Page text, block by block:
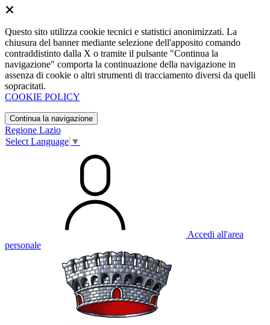
Questo sito utilizza cookie tecnici e statistici anonimizzati. La
chiusura del banner mediante selezione dell'apposito comando
contraddistinto dalla X o tramite il pulsante "Continua la
navigazione" comporta la continuazione della navigazione in
assenza di cookie o altri strumenti di tracciamento diversi da quelli
sopracitati.
COOKIE POLICY
Continua la navigazione
Regione Lazio
Select Language ▼
Accedi all'area
personale